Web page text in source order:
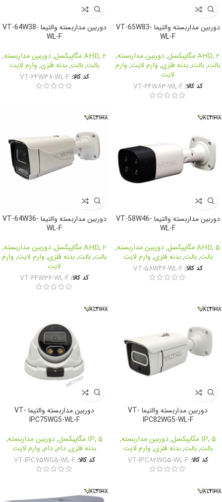
دوربین مداربسته والتیما VT-65W83-
WL-F
AHD, 2 مگاپیکسل ,دوربین مداربسته,
بالت,بالت,بدنه فلزی, وارم لایت, وارم
لایت
کد کالا:VT-64W83-WL-F
دوربین مداربسته والتیما VT-64W38-
WL-F
AHD, 2 مگاپیکسل ,دوربین مداربسته,
بالت,بالت,بدنه فلزی, وارم لایت
کد کالا:VT-64W38-WL-F
دوربین مداربسته والتیما VT-58W46-
WL-F
AHD, 5 مگاپیکسل ,دوربین مداربسته,
بالت,بالت,بدنه فلزی, وارم لایت
کد کالا:VT-58W46-WL-F
دوربین مداربسته والتیما VT-64W36-
WL-F
AHD, 2 مگاپیکسل ,دوربین مداربسته,
بالت,بالت,بدنه فلزی, وارم لایت, وارم
لایت
کد کالا: VT-64W36-WL-F
دوربین مداربسته والتیما VT-
IPC82WG5-WL-F
IP, 5 مگاپیکسل ,دوربین مداربسته,
بالت,بالت,بدنه فلزی, وارم لایت
کد کالا:VT-IPC82WG5-WL-F
دوربین مداربسته والتیما VT-
IPC75WG5-WL-F
IP, 5 مگاپیکسل ,دوربین مداربسته,
بدنه فلزی,دام,دام, وارم لایت
کد کالا:VT-IPC75WG5-WL-F